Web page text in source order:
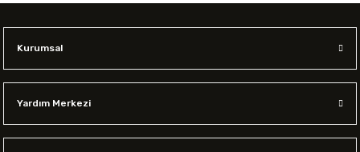
Kurumsal
Yardım Merkezi